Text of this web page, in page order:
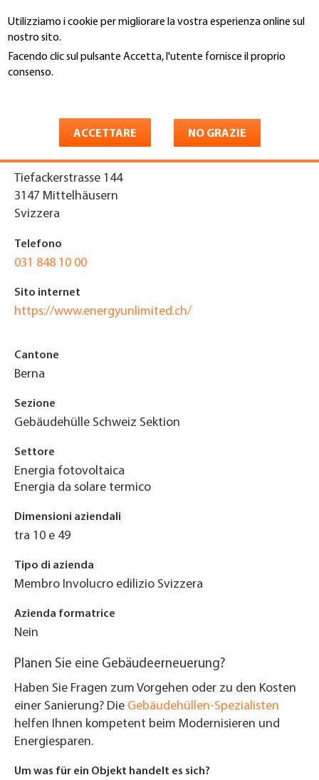
Utilizziamo i cookie per migliorare la vostra esperienza online sul
nostro sito.
Facendo clic sul pulsante Accetta, l'utente fornisce il proprio
consenso.
ACCETTARE NO GRAZIE
al
contenuto
principale
You
Indirizzo
Tiefackerstrasse 144
3147 Mittelhäusern
Svizzera
Telefono
031 848 10 00
Sito internet
https://www.energyunlimited.ch/
Cantone
Berna
Sezione
Gebäudehülle Schweiz Sektion
Settore
Energia fotovoltaica
Energia da solare termico
Dimensioni aziendali
tra 10 e 49
Tipo di azienda
Membro Involucro edilizio Svizzera
Azienda formatrice
Nein
Planen Sie eine Gebäudeerneuerung?
Haben Sie Fragen zum Vorgehen oder zu den Kosten
einer Sanierung? Die Gebäudehüllen-Spezialisten
helfen Ihnen kompetent beim Modernisieren und
Energiesparen.
Um was für ein Objekt handelt es sich?